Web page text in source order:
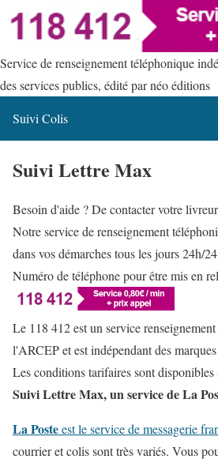
Service de renseignement téléphonique
des services publics, édité par néo éditions
Suivi Colis
Suivi Lettre Max
Besoin d'aide ? De contacter votre
Notre service de renseignement
dans vos démarches tous les jours 24h/
Numéro de téléphone pour être mis en
Le 118 412 est un service
l'ARCEP et est indépendant des
Les conditions tarifaires sont
Suivi Lettre Max, un service de La
La Posteest le service de messagerie
courrier et colis sont très variés. Vous